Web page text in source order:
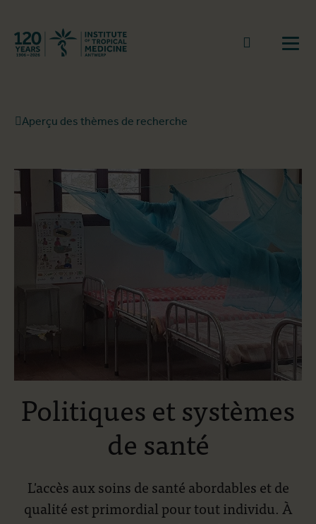
Retourner à la page d'accueil
go to
Aperçu des thèmes de recherche
Politiques et systèmes
de santé
L'accès aux soins de santé abordables et de
qualité est primordial pour tout individu. À